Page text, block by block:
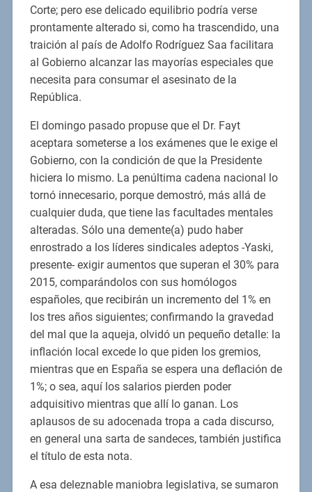
Corte; pero ese delicado equilibrio podría verse
prontamente alterado si, como ha trascendido, una
traición al país de Adolfo Rodríguez Saa facilitara
al Gobierno alcanzar las mayorías especiales que
necesita para consumar el asesinato de la
República.
El domingo pasado propuse que el Dr. Fayt
aceptara someterse a los exámenes que le exige el
Gobierno, con la condición de que la Presidente
hiciera lo mismo. La penúltima cadena nacional lo
tornó innecesario, porque demostró, más allá de
cualquier duda, que tiene las facultades mentales
alteradas. Sólo una demente(a) pudo haber
enrostrado a los líderes sindicales adeptos -Yaski,
presente- exigir aumentos que superan el 30% para
2015, comparándolos con sus homólogos
españoles, que recibirán un incremento del 1% en
los tres años siguientes; confirmando la gravedad
del mal que la aqueja, olvidó un pequeño detalle: la
inflación local excede lo que piden los gremios,
mientras que en España se espera una deflación de
1%; o sea, aquí los salarios pierden poder
adquisitivo mientras que allí lo ganan. Los
aplausos de su adocenada tropa a cada discurso,
en general una sarta de sandeces, también justifica
el título de esta nota.
A esa deleznable maniobra legislativa, se sumaron